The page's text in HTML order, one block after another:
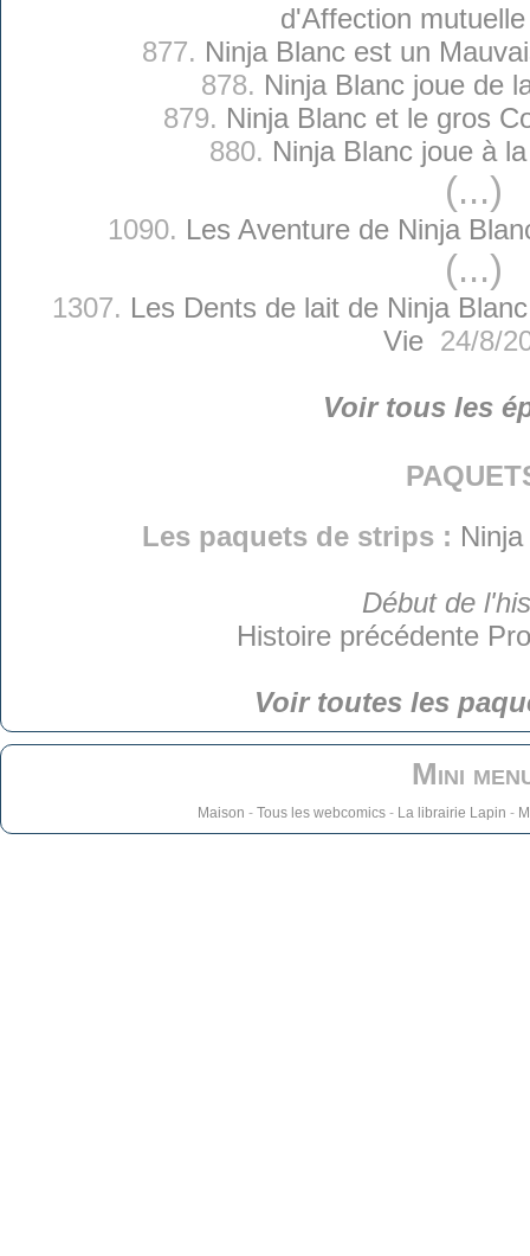
d'Affection mutuelle
877. Ninja Blanc est un
878. Ninja Blanc joue de
879. Ninja Blanc et le gros
880. Ninja Blanc joue à
(...)
1090. Les Aventure de Ninja
(...)
1307. Les Dents de lait de Ninja
Vie24/8/
Voir tous les
Les paquets de strips :
Début de
Histoire précédente
Voir toutes les
Mini
Maison - Tous les webcomics- La librairie Lapin -